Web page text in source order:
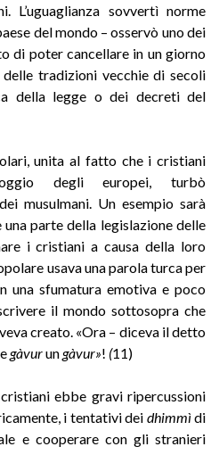
L’uguaglianza sovvertì norme
del mondo – osservò uno dei
di poter cancellare in un giorno
tradizioni vecchie di secoli
della legge o dei decreti del
unita al fatto che i cristiani
degli europei, turbò
musulmani. Un esempio sarà
parte della legislazione delle
i cristiani a causa della loro
usava una parola turca per
una sfumatura emotiva e poco
il mondo sottosopra che
creato. «Ora – diceva il detto
gàvurungàvur»! (11)
ebbe gravi ripercussioni
i tentativi dei dhimmìdi
e cooperare con gli stranieri